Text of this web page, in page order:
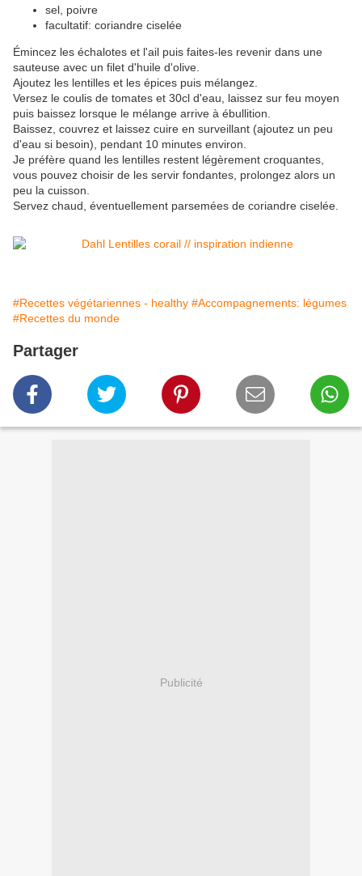
sel, poivre
facultatif: coriandre ciselée
Émincez les échalotes et l'ail puis faites-les revenir dans une
sauteuse avec un filet d'huile d'olive.
Ajoutez les lentilles et les épices puis mélangez.
Versez le coulis de tomates et 30cl d'eau, laissez sur feu moyen
puis baissez lorsque le mélange arrive à ébullition.
Baissez, couvrez et laissez cuire en surveillant (ajoutez un peu
d'eau si besoin), pendant 10 minutes environ.
Je préfère quand les lentilles restent légèrement croquantes,
vous pouvez choisir de les servir fondantes, prolongez alors un
peu la cuisson.
Servez chaud, éventuellement parsemées de coriandre ciselée.
#Recettes végétariennes - healthy #Accompagnements: légumes
#Recettes du monde
Partager
Publicité